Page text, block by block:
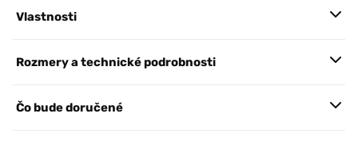
Vlastnosti
Rozmery a technické podrobnosti
Čo bude doručené